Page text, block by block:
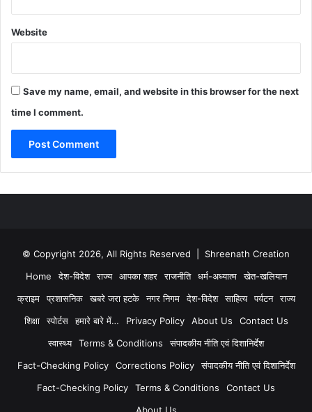
Website
Save my name, email, and website in this browser for the next
time I comment.
© Copyright 2026, All Rights Reserved | Shreenath Creation
Home
देश-विदेश राज्य आपका शहर राजनीति धर्म-अध्यात्म
खेत-खलियान
क्राइम
प्रशासनिक खबरे जरा हटके नगर निगम देश-विदेश साहित्य पर्यटन
राज्य
शिक्षा
स्पोर्टस हमारे बारे में… Privacy Policy About Us
Contact Us
स्वास्थ्य
Terms & Conditions
संपादकीय नीति एवं दिशानिर्देश
Fact-Checking Policy
Corrections Policy
संपादकीय नीति एवं दिशानिर्देश
Fact-Checking Policy
Terms & Conditions
Contact Us